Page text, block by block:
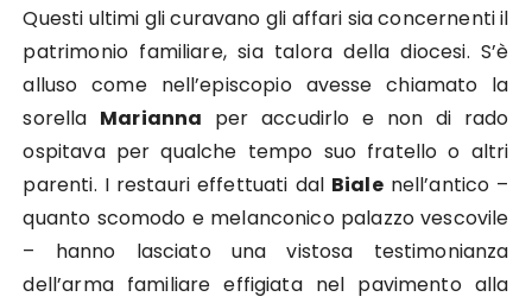
Questi ultimi gli curavano gli affari sia concernenti il
patrimonio familiare, sia talora della diocesi. S’è
alluso come nell’episcopio avesse chiamato la
sorella Marianna per accudirlo e non di rado
ospitava per qualche tempo suo fratello o altri
parenti. I restauri effettuati dal Bialenell’antico –
quanto scomodo e melanconico palazzo vescovile
– hanno lasciato una vistosa testimonianza
dell’arma familiare effigiata nel pavimento alla